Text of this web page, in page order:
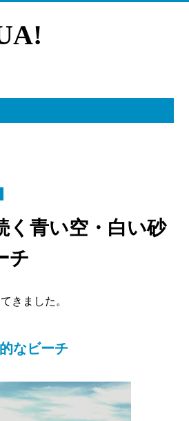
く青い空・白い砂
チ
きました。
なビーチ